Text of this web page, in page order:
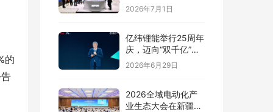
的
2026:以车规级安全
推动全球储能产业标
2026年7月1日
亿纬锂能举行25周年
庆，迈向“双千亿”新
阶段
2026年6月29日
2026全域电动化产
业生态大会在新疆塔